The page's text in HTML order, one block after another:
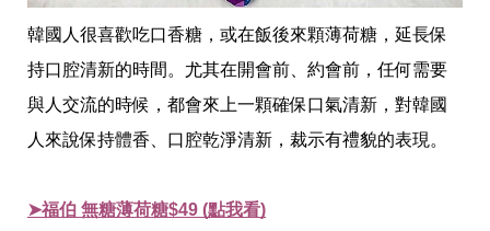
韓國人很喜歡吃口香糖，或在飯後來顆薄荷糖，延長保
持口腔清新的時間。尤其在開會前、約會前，任何需要
與人交流的時候，都會來上一顆確保口氣清新，對韓國
人來說保持體香、口腔乾淨清新，裁示有禮貌的表現。
➤福伯 無糖薄荷糖$49 (點我看)